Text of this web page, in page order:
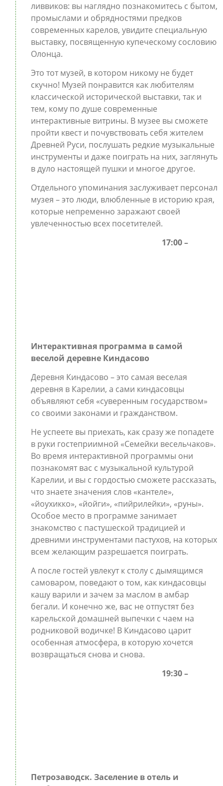
ливвиков: вы наглядно познакомитесь с бытом,
промыслами и обрядностями предков
современных карелов, увидите специальную
выставку, посвященную купеческому сословию
Олонца.
Это тот музей, в котором никому не будет
скучно! Музей понравится как любителям
классической исторической выставки, так и
тем, кому по душе современные
интерактивные витрины. В музее вы сможете
пройти квест и почувствовать себя жителем
Древней Руси, послушать редкие музыкальные
инструменты и даже поиграть на них, заглянуть
в дуло настоящей пушки и многое другое.
Отдельного упоминания заслуживает персонал
музея – это люди, влюбленные в историю края,
которые непременно заражают своей
увлеченностью всех посетителей.
17:00 –
Интерактивная программа в самой
веселой деревне Киндасово
Деревня Киндасово – это самая веселая
деревня в Карелии, а сами киндасовцы
объявляют себя «суверенным государством»
со своими законами и гражданством.
Не успеете вы приехать, как сразу же попадете
в руки гостеприимной «Семейки весельчаков».
Во время интерактивной программы они
познакомят вас с музыкальной культурой
Карелии, и вы с гордостью сможете рассказать,
что знаете значения слов «кантеле»,
«йоухикко», «йойги», «пийрилейки», «руны».
Особое место в программе занимает
знакомство с пастушеской традицией и
древними инструментами пастухов, на которых
всем желающим разрешается поиграть.
А после гостей увлекут к столу с дымящимся
самоваром, поведают о том, как киндасовцы
кашу варили и зачем за маслом в амбар
бегали. И конечно же, вас не отпустят без
карельской домашней выпечки с чаем на
родниковой водичке! В Киндасово царит
особенная атмосфера, в которую хочется
возвращаться снова и снова.
19:30 –
Петрозаводск. Заселение в отель и